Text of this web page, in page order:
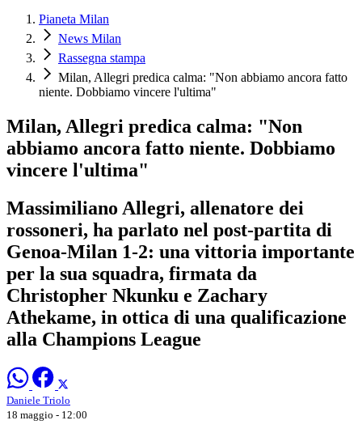
Pianeta Milan
News Milan
Rassegna stampa
Milan, Allegri predica calma: "Non abbiamo ancora fatto
niente. Dobbiamo vincere l'ultima"
Milan, Allegri predica calma: "Non
abbiamo ancora fatto niente. Dobbiamo
vincere l'ultima"
Massimiliano Allegri, allenatore dei
rossoneri, ha parlato nel post-partita di
Genoa-Milan 1-2: una vittoria importante
per la sua squadra, firmata da
Christopher Nkunku e Zachary
Athekame, in ottica di una qualificazione
alla Champions League
Daniele Triolo
18 maggio - 12:00